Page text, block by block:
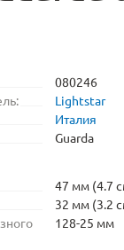
080246
Lightstar
Италия
Guarda
47 мм (4.7
32 мм (3.2
128-25 мм